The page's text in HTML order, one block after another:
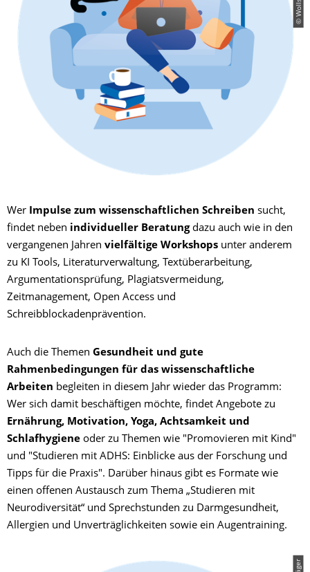
Wer Impulse zum wissenschaftlichen Schreiben sucht,
findet neben individueller Beratung dazu auch wie in den
vergangenen Jahren vielfältige Workshops unter anderem
zu KI Tools, Literaturverwaltung, Textüberarbeitung,
Argumentationsprüfung, Plagiatsvermeidung,
Zeitmanagement, Open Access und
Schreibblockadenprävention.
Auch die Themen Gesundheit und gute
Rahmenbedingungen für das wissenschaftliche
Arbeiten begleiten in diesem Jahr wieder das Programm:
Wer sich damit beschäftigen möchte, findet Angebote zu
Ernährung, Motivation, Yoga, Achtsamkeit und
Schlafhygiene oder zu Themen wie "Promovieren mit Kind"
und "Studieren mit ADHS: Einblicke aus der Forschung und
Tipps für die Praxis". Darüber hinaus gibt es Formate wie
einen offenen Austausch zum Thema „Studieren mit
Neurodiversität“ und Sprechstunden zu Darmgesundheit,
Allergien und Unverträglichkeiten sowie ein Augentraining.